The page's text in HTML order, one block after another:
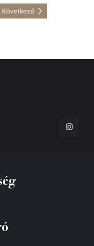
Következő